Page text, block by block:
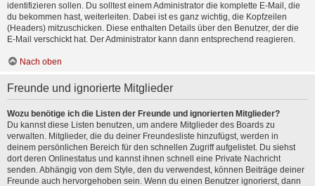
identifizieren sollen. Du solltest einem Administrator die komplette E-Mail, die
du bekommen hast, weiterleiten. Dabei ist es ganz wichtig, die Kopfzeilen
(Headers) mitzuschicken. Diese enthalten Details über den Benutzer, der die
E-Mail verschickt hat. Der Administrator kann dann entsprechend reagieren.
Nach oben
Freunde und ignorierte Mitglieder
Wozu benötige ich die Listen der Freunde und ignorierten Mitglieder?
Du kannst diese Listen benutzen, um andere Mitglieder des Boards zu
verwalten. Mitglieder, die du deiner Freundesliste hinzufügst, werden in
deinem persönlichen Bereich für den schnellen Zugriff aufgelistet. Du siehst
dort deren Onlinestatus und kannst ihnen schnell eine Private Nachricht
senden. Abhängig von dem Style, den du verwendest, können Beiträge deiner
Freunde auch hervorgehoben sein. Wenn du einen Benutzer ignorierst, dann